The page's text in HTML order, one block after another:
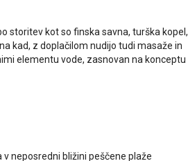
storitev kot so finska savna, turška kopel,
kad, z doplačilom nudijo tudi masaže in
elementu vode, zasnovan na konceptu
neposredni bližini peščene plaže